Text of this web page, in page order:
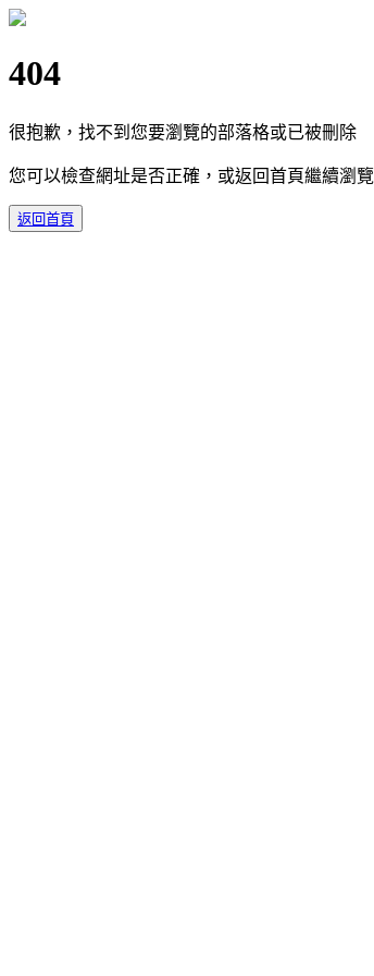
404
很抱歉，找不到您要瀏覽的部落格或已被刪除
您可以檢查網址是否正確，或返回首頁繼續瀏覽
返回首頁